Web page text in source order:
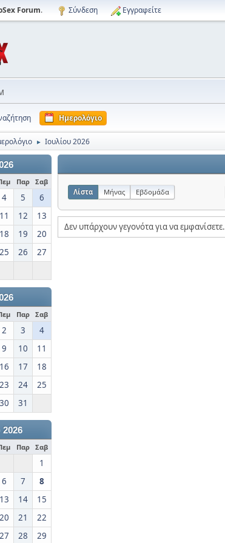
Forum. Σύνδεση Εγγραφείτε
Ημερολόγιο
► Ιουλίου 2026
Παρ Σαβ
4 5
6
11 12
13
18 19
20
25 26
27
Παρ Σαβ
2 3
4
9 10
11
16 17
18
23 24
25
30 31
Παρ Σαβ
1
6 7
8
13 14
15
20 21
22
27 28 29
Λίστα Μήνας Εβδομάδα
Δεν υπάρχουν γεγονότα για να εμφανίσετε.